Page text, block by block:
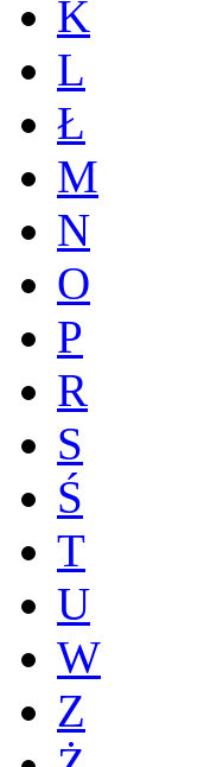
K
L
Ł
M
N
O
P
R
S
Ś
T
U
W
Z